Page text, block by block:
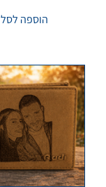
הוספה לסל